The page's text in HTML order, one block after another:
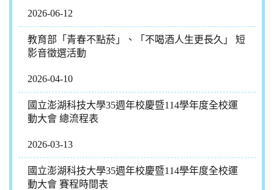
2026-06-12
教育部「青春不點菸」、「不喝酒人生更長久」 短
影音徵選活動
2026-04-10
國立澎湖科技大學35週年校慶暨114學年度全校運
動大會 總流程表
2026-03-13
國立澎湖科技大學35週年校慶暨114學年度全校運
動大會 賽程時間表